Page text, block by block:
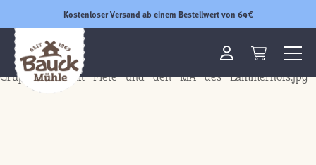
Kostenloser Versand ab einem Bestellwert von 69€